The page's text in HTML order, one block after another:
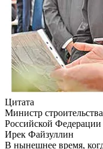
Цитата
Министр
Российской Федерации
Ирек Файзуллин
В нынешнее время,